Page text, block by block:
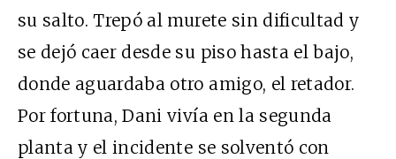
su salto. Trepó al murete sin dificultad y
se dejó caer desde su piso hasta el bajo,
donde aguardaba otro amigo, el retador.
Por fortuna, Dani vivía en la segunda
planta y el incidente se solventó con